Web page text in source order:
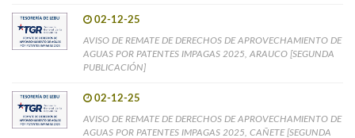
02-12-25
AVISO DE REMATE DE DERECHOS DE APROVECHAMIENTO DE
AGUAS POR PATENTES IMPAGAS 2025, ARAUCO [SEGUNDA
PUBLICACIÓN]
02-12-25
AVISO DE REMATE DE DERECHOS DE APROVECHAMIENTO DE
AGUAS POR PATENTES IMPAGAS 2025, CAÑETE [SEGUNDA